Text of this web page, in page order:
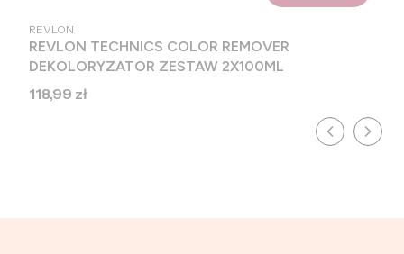
PRODUCENT
REVLON
REVLON TECHNICS COLOR REMOVER
DEKOLORYZATOR ZESTAW 2X100ML
Cena
118,99 zł